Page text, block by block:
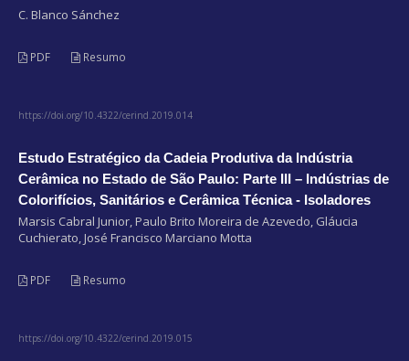
C. Blanco Sánchez
PDF Resumo
https://doi.org/10.4322/cerind.2019.014
Estudo Estratégico da Cadeia Produtiva da Indústria
Cerâmica no Estado de São Paulo: Parte III – Indústrias de
Colorifícios, Sanitários e Cerâmica Técnica - Isoladores
Marsis Cabral Junior, Paulo Brito Moreira de Azevedo, Gláucia
Cuchierato, José Francisco Marciano Motta
PDF Resumo
https://doi.org/10.4322/cerind.2019.015